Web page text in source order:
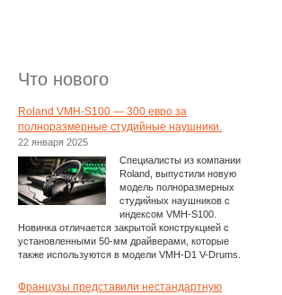
Что нового
Roland VMH-S100 — 300 евро за
полноразмерные студийные наушники.
22 января 2025
Специалисты из компании
Roland, выпустили новую
модель полноразмерных
студийных наушников с
индексом VMH-S100.
Новинка отличается закрытой конструкцией с
установленными 50-мм драйверами, которые
также используются в модели VMH-D1 V-Drums.
Французы представили нестандартную